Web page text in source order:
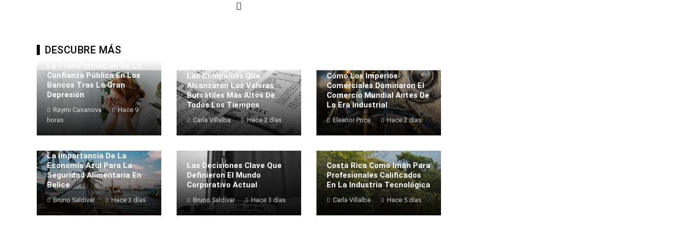
DESCUBRE MÁS
La Transformación De La
Confianza Pública En Los
Bancos Tras La Gran
Depresión
Raymi Casanova
Hace 9
horas
Las Compañías Que
Alcanzaron Los Valores
Bursátiles Más Altos De
Todos Los Tiempos
Carla Villalba Hace 2 días
Cómo Los Imperios
Comerciales Dominaron El
Comercio Mundial Antes De
La Era Industrial
Eleanor Price Hace 2 días
La Importancia De La
Economía Azul Para La
Seguridad Alimentaria En
Belice
Bruno Saldívar Hace 3 días
Las Decisiones Clave Que
Definieron El Mundo
Corporativo Actual
Bruno Saldívar Hace 3 días
Costa Rica Como Imán Para
Profesionales Calificados
En La Industria Tecnológica
Carla Villalba Hace 5 días